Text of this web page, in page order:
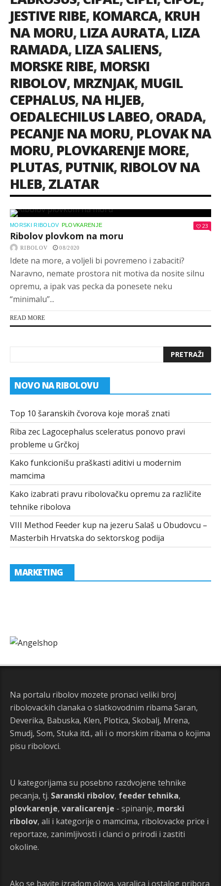
JESTIVE RIBE, KOMARCA, KRUH
NA MORU, LIZA AURATA, LIZA
RAMADA, LIZA SALIENS,
MORSKE RIBE, MORSKI
RIBOLOV, MRZNJAK, MUGIL
CEPHALUS, NA HLJEB,
OEDALECHILUS LABEO,ORADA,
PECANJE NA MORU, PLOVAK NA
MORU, PLOVKARENJE MORE,
PLUTAS, PUTNIK, RIBOLOV NA
HLEB,ZLATAR
MORSKI RIBOLOV PLOVKARENJE 23
Ribolov plovkom na moru
RIBOLOV 08/2020
Idete na more, a voljeli bi povremeno i zabaciti?
Naravno, nemate prostora nit motiva da nosite silnu
opremu, a ipak vas pecka da ponesete neku
“minimalu”...
READ MORE
NOVO NA RIBOLOVU
Top 10 šaranskih čvorova koje moraš znati
Riba zec Lagocephalus sceleratus ponovo pravi
probleme u Grčkoj
Kako funkcionišu praškasti aditivi u modernim
mamcima
Kako izabrati pravu ribolovačku opremu za različite
tehnike ribolova
VIII Method Feeder kup na jezeru Salaš u Obudovcu –
Masterbih Hrvatska do sektorskog podija
MARKETING
Na portalu ribolov mozete pronaci veliki broj
ribolovackih clanaka o slatkovodnim ribama Saran,
Deverika, Babuska, Klen, Plotica, Skobalj, Mrena,
Smudj, Som, Stuka itd., ali i o morskim ribama o kojima
pisu ribolovci.
U kategorijama su posebno razdvojene tehnike
pecanja, tj. Saranski ribolov, feeder tehnika,
plovkarenje, varalicarenje - spinanje, morski
ribolov, ali i kategorije o mamcima, ribolovacke price i
reportaze, zanimljivosti i clanci o prirodi i zastiti
okoline.
Ako se bavite izradom olova, varalica i ostalog pribora